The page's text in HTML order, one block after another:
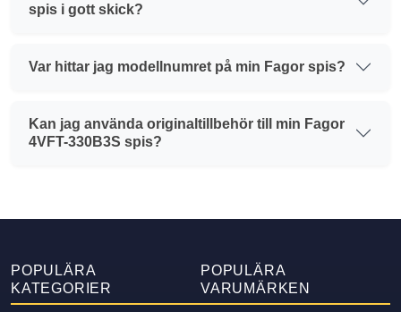
spis i gott skick?
Var hittar jag modellnumret på min Fagor spis?
Kan jag använda originaltillbehör till min Fagor
4VFT-330B3S spis?
POPULÄRA
KATEGORIER
POPULÄRA
VARUMÄRKEN